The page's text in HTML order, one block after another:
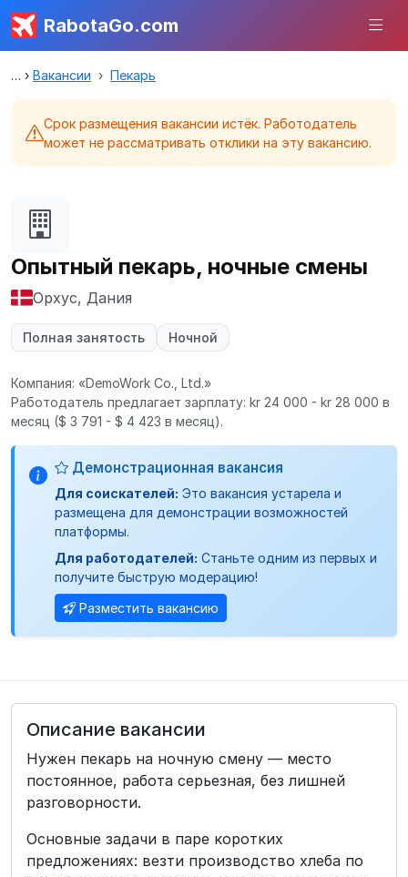
RabotaGo.com
Вакансии Пекарь
Срок размещения вакансии истёк. Работодатель
может не рассматривать отклики на эту вакансию.
Опытный пекарь, ночные смены
Орхус, Дания
Полная занятость Ночной
Компания: «DemoWork Co., Ltd.»
Работодатель предлагает зарплату: kr 24 000 - kr 28 000 в
месяц ($ 3 791 - $ 4 423 в месяц).
Демонстрационная вакансия
Для соискателей: Это вакансия устарела и
размещена для демонстрации возможностей
платформы.
Для работодателей: Станьте одним из первых и
получите быструю модерацию!
Разместить вакансию
Описание вакансии
Нужен пекарь на ночную смену — место
постоянное, работа серьезная, без лишней
разговорности.
Основные задачи в паре коротких
предложениях: везти производство хлеба по